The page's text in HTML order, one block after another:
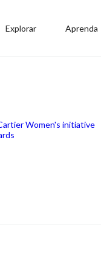
Explorar Aprenda